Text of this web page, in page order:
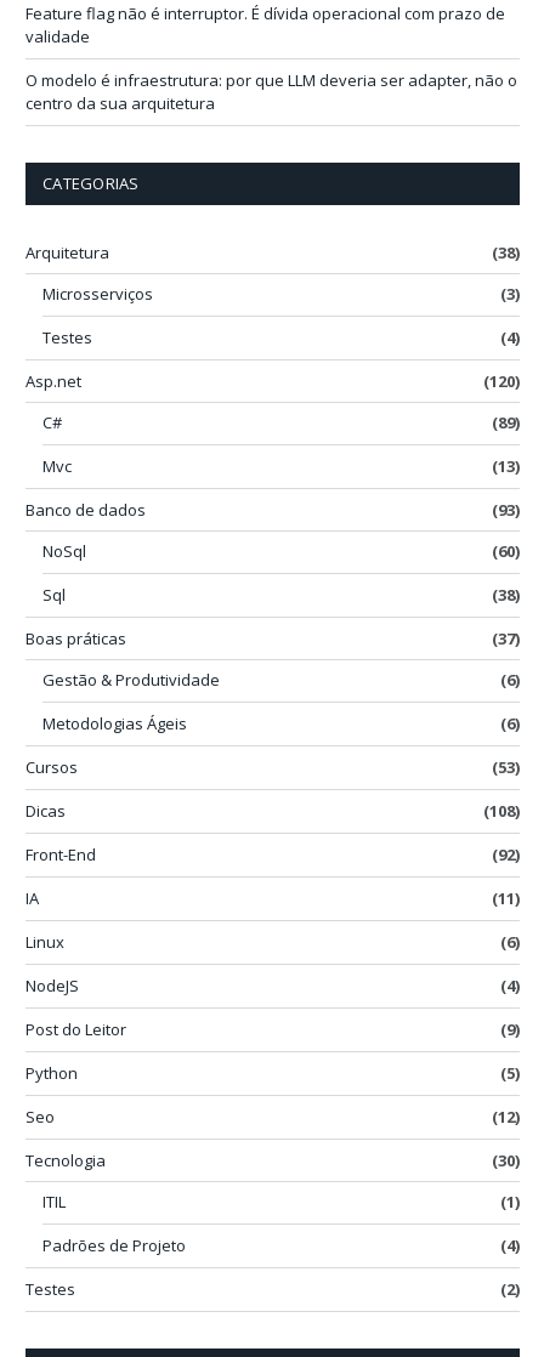
Feature flag não é interruptor. É dívida operacional com prazo de
validade
O modelo é infraestrutura: por que LLM deveria ser adapter, não o
centro da sua arquitetura
CATEGORIAS
Arquitetura
(38)
Microsserviços
(3)
Testes
(4)
Asp.net
(120)
C#
(89)
Mvc
(13)
Banco de dados
(93)
NoSql
(60)
Sql
(38)
Boas práticas
(37)
Gestão & Produtividade
(6)
Metodologias Ágeis
(6)
Cursos
(53)
Dicas
(108)
Front-End
(92)
IA
(11)
Linux
(6)
NodeJS
(4)
Post do Leitor
(9)
Python
(5)
Seo
(12)
Tecnologia
(30)
ITIL
(1)
Padrões de Projeto
(4)
Testes
(2)